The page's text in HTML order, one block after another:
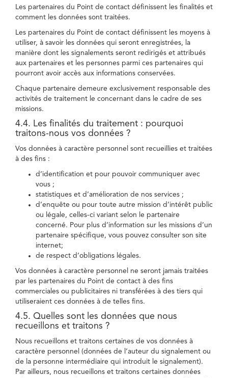
Les partenaires du Point de contact définissent les finalités et
comment les données sont traitées.
Les partenaires du Point de contact définissent les moyens à
utiliser, à savoir les données qui seront enregistrées, la
manière dont les signalements seront redirigés et attribués
aux partenaires et les personnes parmi ces partenaires qui
pourront avoir accès aux informations conservées.
Chaque partenaire demeure exclusivement responsable des
activités de traitement le concernant dans le cadre de ses
missions.
4.4. Les finalités du traitement : pourquoi
traitons-nous vos données ?
Vos données à caractère personnel sont recueillies et traitées
à des fins :
d’identification et pour pouvoir communiquer avec
vous ;
statistiques et d’amélioration de nos services ;
d’enquête ou pour toute autre mission d’intérêt public
ou légale, celles-ci variant selon le partenaire
concerné. Pour plus d’information sur les missions d’un
partenaire spécifique, vous pouvez consulter son site
internet;
de respect d’obligations légales.
Vos données à caractère personnel ne seront jamais traitées
par les partenaires du Point de contact à des fins
commerciales ou publicitaires ni transférées à des tiers qui
utiliseraient ces données à de telles fins.
4.5. Quelles sont les données que nous
recueillons et traitons ?
Nous recueillons et traitons certaines de vos données à
caractère personnel (données de l’auteur du signalement ou
de la personne intermédiaire qui introduit le signalement).
Par ailleurs, nous recueillons et traitons certaines données